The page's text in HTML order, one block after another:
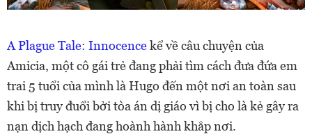
A Plague Tale: Innocencekể về câu chuyện của
Amicia, một cô gái trẻ đang phải tìm cách đưa đứa em
trai 5 tuổi của mình là Hugo đến một nơi an toàn sau
khi bị truy đuổi bởi tòa án dị giáo vì bị cho là kẻ gây ra
nạn dịch hạch đang hoành hành khắp nơi.